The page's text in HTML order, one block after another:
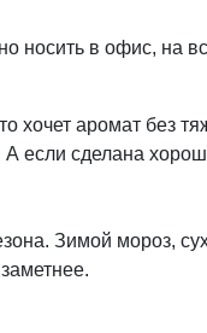
в офис, на
аромат без
если сделана
Зимой